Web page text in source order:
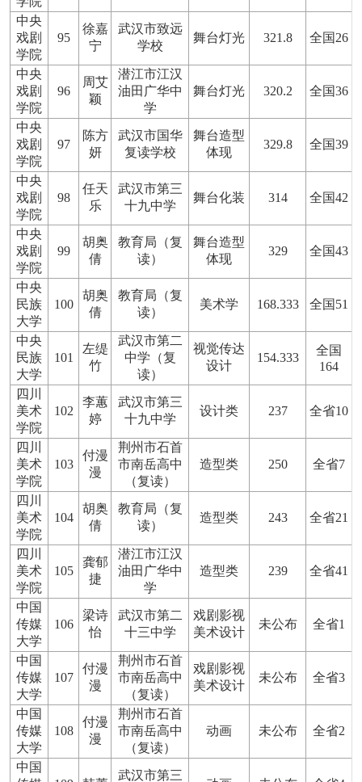
中央
戏剧
学院
95
徐嘉
宁
武汉市致远
学校
舞台灯光 321.8 全国26
中央
戏剧
学院
96
周艾
颖
潜江市江汉
油田广华中
学
舞台灯光 320.2 全国36
中央
戏剧
学院
97
陈方
妍
武汉市国华
复读学校
舞台造型
体现
329.8 全国39
中央
戏剧
学院
98
任天
乐
武汉市第三
十九中学
舞台化装 314 全国42
中央
戏剧
学院
99
胡奥
倩
教育局（复
读）
舞台造型
体现
329 全国43
中央
民族
大学
100
胡奥
倩
教育局（复
读）
美术学 168.333 全国51
中央
民族
大学
101
左缇
竹
武汉市第二
中学（复
读）
视觉传达
设计
154.333
全国
164
四川
美术
学院
102
李蕙
婷
武汉市第三
十九中学
设计类 237 全省10
四川
美术
学院
103
付漫
漫
荆州市石首
市南岳高中
（复读）
造型类 250 全省7
四川
美术
学院
104
胡奥
倩
教育局（复
读）
造型类 243 全省21
四川
美术
学院
105
龚郁
捷
潜江市江汉
油田广华中
学
造型类 239 全省41
中国
传媒
大学
106
梁诗
怡
武汉市第二
十三中学
戏剧影视
美术设计
未公布 全省1
中国
传媒
大学
107
付漫
漫
荆州市石首
市南岳高中
（复读）
戏剧影视
美术设计
未公布 全省3
中国
传媒
大学
108
付漫
漫
荆州市石首
市南岳高中
（复读）
动画 未公布 全省2
中国
武汉市第三